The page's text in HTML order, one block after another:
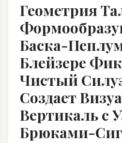
Геометрия
Баска-
Блейзере
Чистый
Создает
Вертикаль с
Брюками-